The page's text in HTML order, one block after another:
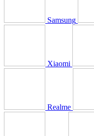
Samsung
Xiaomi
Realme